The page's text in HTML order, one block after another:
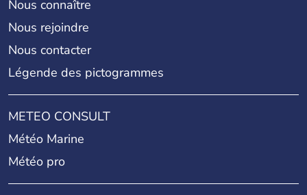
Nous connaître
Nous rejoindre
Nous contacter
Légende des pictogrammes
METEO CONSULT
Météo Marine
Météo pro